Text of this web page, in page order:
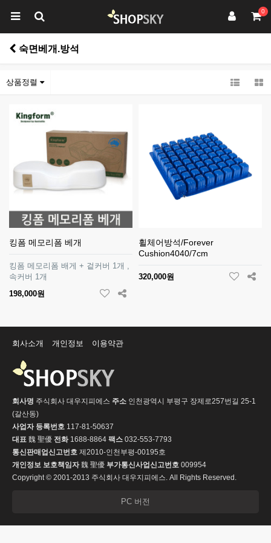
0
숙면베개.방석
상품정렬
킹폼 메모리폼 베개
킹폼 메모리폼 배게 + 겉커버 1개 ,
속커버 1개
198,000원
휠체어방석/Forever
Cushion4040/7cm
320,000원
회사소개 개인정보 이용약관
회사명 주식회사 대우지피에스 주소 인천광역시 부평구 장제로257번길 25-1
(갈산동)
사업자 등록번호 117-81-50637
대표 魏 聖優 전화1688-8864 팩스 032-553-7793
통신판매업신고번호 제2010-인천부평-00195호
개인정보 보호책임자魏 聖優 부가통신사업신고번호 009954
Copyright © 2001-2013 주식회사 대우지피에스. All Rights Reserved.
PC 버전